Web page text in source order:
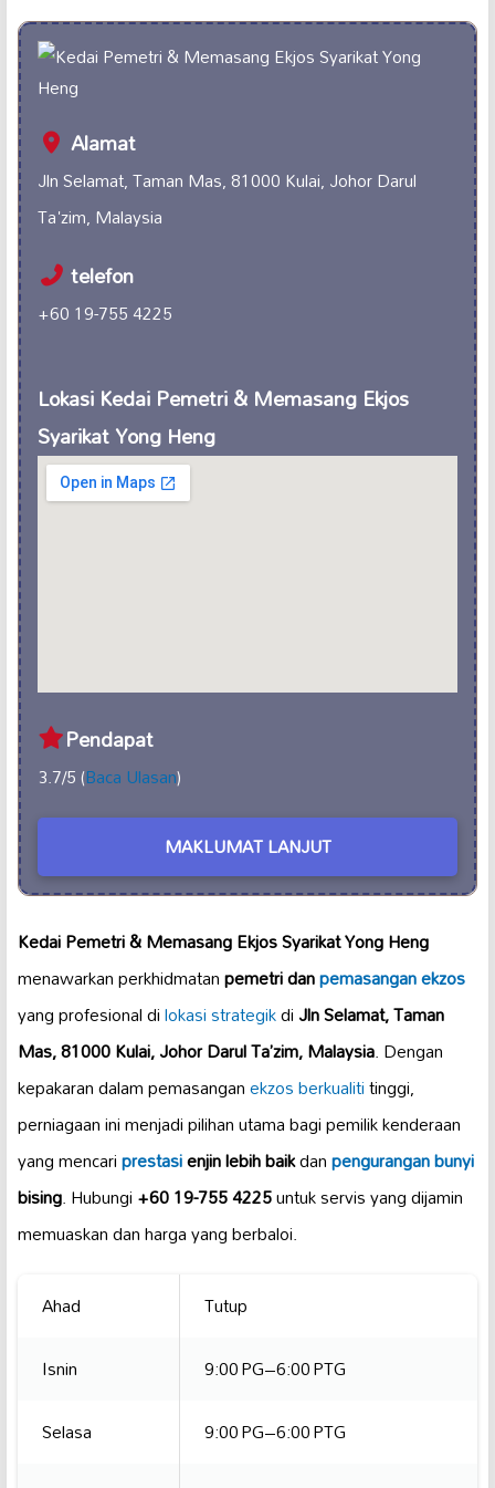
Alamat
Jln Selamat, Taman Mas, 81000 Kulai, Johor Darul
Ta'zim, Malaysia
telefon
+60 19-755 4225
Lokasi Kedai Pemetri & Memasang Ekjos
Syarikat Yong Heng
Pendapat
3.7/5 (Baca Ulasan)
MAKLUMAT LANJUT
Kedai Pemetri & Memasang Ekjos Syarikat Yong Heng
menawarkan perkhidmatanpemetri danpemasangan ekzos
yang profesional dilokasi strategikdiJln Selamat, Taman
Mas, 81000 Kulai, Johor Darul Ta’zim, Malaysia. Dengan
kepakaran dalam pemasanganekzos berkualititinggi,
perniagaan ini menjadi pilihan utama bagi pemilik kenderaan
yang mencariprestasienjin lebih baikdanpengurangan bunyi
bising. Hubungi+60 19-755 4225untuk servis yang dijamin
memuaskan dan harga yang berbaloi.
Ahad
Tutup
Isnin
9:00 PG–6:00 PTG
Selasa
9:00 PG–6:00 PTG